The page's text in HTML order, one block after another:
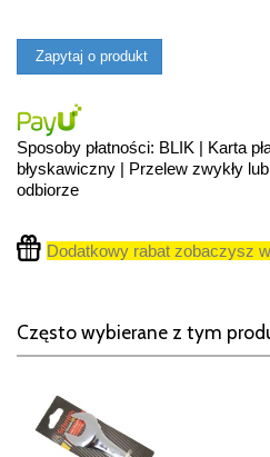
Zapytaj o produkt
Sposoby płatności: BLIK | Karta
błyskawiczny | Przelew zwykły
odbiorze
Dodatkowy rabat zobaczysz
Często wybierane z tym